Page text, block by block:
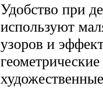
Удобство при
используют
узоров и